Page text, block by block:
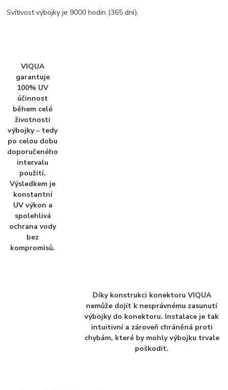
Svítivost výbojky je 9000 hodin (365 dní).
VIQUA
garantuje
100% UV
účinnost
během celé
životnosti
výbojky – tedy
po celou dobu
doporučeného
intervalu
použití.
Výsledkem je
konstantní
UV výkon a
spolehlivá
ochrana vody
bez
kompromisů.
Díky konstrukci konektoru VIQUA
nemůže dojít k nesprávnému zasunutí
výbojky do konektoru. Instalace je tak
intuitivní a zároveň chráněná proti
chybám, které by mohly výbojku trvale
poškodit.